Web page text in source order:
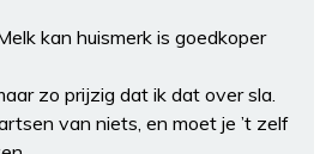
kan huismerk is goedkoper
zo prijzig dat ik dat over sla.
van niets, en moet je ’t zelf